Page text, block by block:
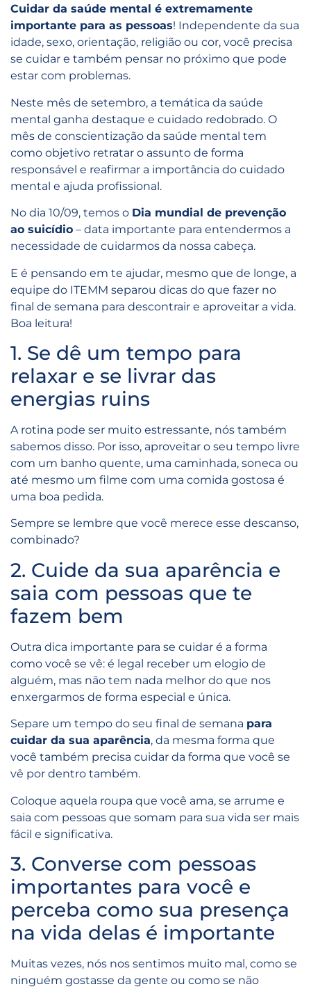
Cuidar da saúde mental é extremamente
importante para as pessoas! Independente da sua
idade, sexo, orientação, religião ou cor, você precisa
se cuidar e também pensar no próximo que pode
estar com problemas.
Neste mês de setembro, a temática da saúde
mental ganha destaque e cuidado redobrado. O
mês de conscientização da saúde mental tem
como objetivo retratar o assunto de forma
responsável e reafirmar a importância do cuidado
mental e ajuda profissional.
No dia 10/09, temos o Dia mundial de prevenção
ao suicídio – data importante para entendermos a
necessidade de cuidarmos da nossa cabeça.
E é pensando em te ajudar, mesmo que de longe, a
equipe do ITEMM separou dicas do que fazer no
final de semana para descontrair e aproveitar a vida.
Boa leitura!
1. Se dê um tempo para
relaxar e se livrar das
energias ruins
A rotina pode ser muito estressante, nós também
sabemos disso. Por isso, aproveitar o seu tempo livre
com um banho quente, uma caminhada, soneca ou
até mesmo um filme com uma comida gostosa é
uma boa pedida.
Sempre se lembre que você merece esse descanso,
combinado?
2. Cuide da sua aparência e
saia com pessoas que te
fazem bem
Outra dica importante para se cuidar é a forma
como você se vê: é legal receber um elogio de
alguém, mas não tem nada melhor do que nos
enxergarmos de forma especial e única.
Separe um tempo do seu final de semana para
cuidar da sua aparência, da mesma forma que
você também precisa cuidar da forma que você se
vê por dentro também.
Coloque aquela roupa que você ama, se arrume e
saia com pessoas que somam para sua vida ser mais
fácil e significativa.
3. Converse com pessoas
importantes para você e
perceba como sua presença
na vida delas é importante
Muitas vezes, nós nos sentimos muito mal, como se
ninguém gostasse da gente ou como se não